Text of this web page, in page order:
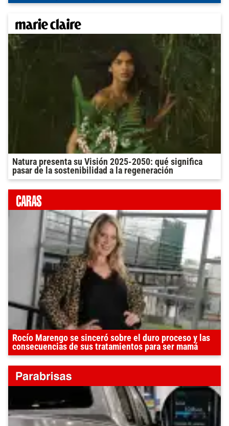
Natura presenta su Visión 2025-2050: qué significa
pasar de la sostenibilidad a la regeneración
Rocío Marengo se sinceró sobre el duro proceso y las
consecuencias de sus tratamientos para ser mamá